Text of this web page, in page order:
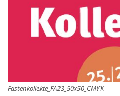
Fastenkollekte_FA23_50x50_CMYK